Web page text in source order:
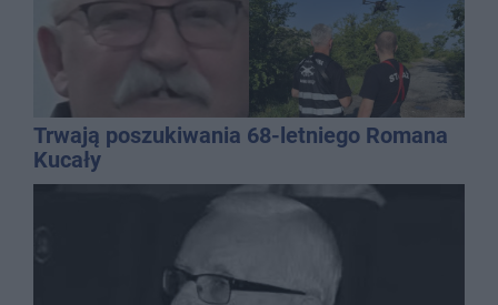
Trwają poszukiwania 68-letniego Romana
Kucały